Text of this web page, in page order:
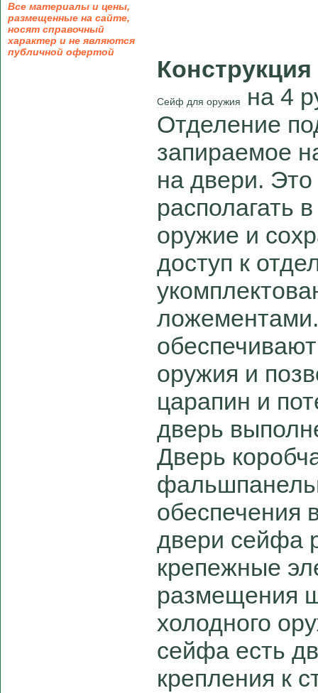
Все материалы и цены,
размещенные на сайте,
носят справочный
характер и не являются
публичной офертой
Конструкция
Сейф для оружия
на 4
Отделение
запираемое
на двери.
располагать
оружие и
доступ к
оружия и
царапин и
дверь
Дверь
обеспечения
двери сейфа
крепежные
размещения
холодного
сейфа есть
крепления к